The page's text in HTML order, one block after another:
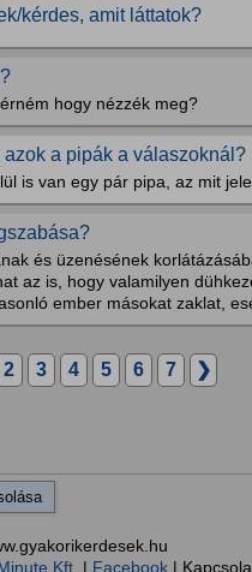
kérdes, amit láttatok?
hogy nézzék meg?
azok a pipák a válaszoknál?
is van egy pár pipa, az mit
és üzenésének
az is, hogy valamilyen
ember másokat zaklat,
2 3 4 5 6 7 ❯
Kft. | Facebook|